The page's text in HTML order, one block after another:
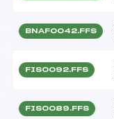
BNAF0042.FFS
FIS0092.FFS
FIS0089.FFS